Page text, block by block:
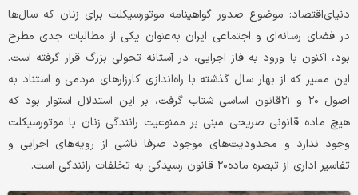
دنیای‌اقتصاد: موضوع صدور گواهینامه موتورسیکلت برای زنان که سال‌ها
در فضای رسانه‌ای و اجتماعی ایران به‌عنوان یکی از مطالبات جدی مطرح
بود، اکنون با ورود به فاز اجرایی، در آستانه تحولی بزرگ قرار گرفته است.
این مسیر که از بهار سال گذشته با راه‌اندازی کارزارهای مردمی و استناد به
اصول ۲۰ و ۲۱قانون اساسی شتاب گرفت، بر این استدلال استوار بود که
هیچ ماده قانونی صریحی مبنی بر ممنوعیت رانندگی زنان با موتورسیکلت
وجود ندارد و محدودیت‌های موجود صرفا ناشی از رویه‌های اجرایی و
تفاسیر اداری از تبصره ماده۲۰ قانون رسیدگی به تخلفات رانندگی است.